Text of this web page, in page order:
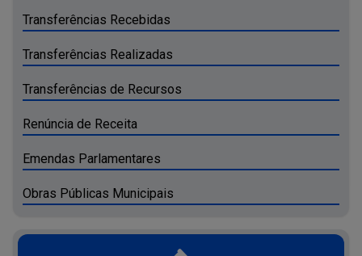
Transferências Recebidas
Transferências Realizadas
Transferências de Recursos
Renúncia de Receita
Emendas Parlamentares
Obras Públicas Municipais